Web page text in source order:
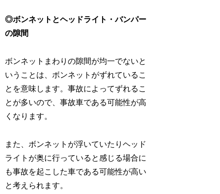
◎ボンネットとヘッドライト・バンパー
の隙間
ボンネットまわりの隙間が均一でないと
いうことは、ボンネットがずれているこ
とを意味します。事故によってずれるこ
とが多いので、事故車である可能性が高
くなります。
また、ボンネットが浮いていたりヘッド
ライトが奥に行っていると感じる場合に
も事故を起こした車である可能性が高い
と考えられます。